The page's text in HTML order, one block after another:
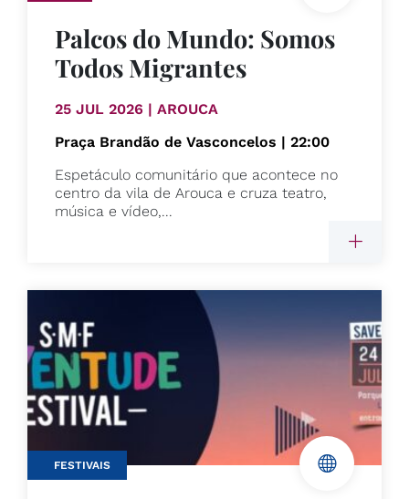
Palcos do Mundo: Somos
Todos Migrantes
25 JUL 2026 | AROUCA
Praça Brandão de Vasconcelos | 22:00
Espetáculo comunitário que acontece no
centro da vila de Arouca e cruza teatro,
música e vídeo,...
FESTIVAIS